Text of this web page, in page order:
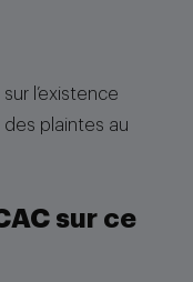
l’existence
plaintes au
sur ce